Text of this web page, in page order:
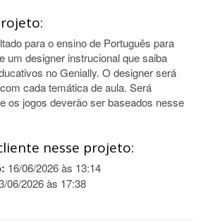
para o ensino de Português para
um designer instrucional que saiba
no Genially. O designer será
cada temática de aula. Será
os jogos deverão ser baseados nesse
nesse projeto:
16/06/2026 às 13:14
06/2026 às 17:38